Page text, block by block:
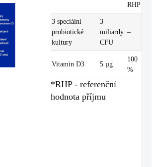
RHP
3 speciální
probiotické
kultury
3
miliardy
CFU
–
Vitamin D3 5 µg
100
%
*RHP - referenční
hodnota příjmu